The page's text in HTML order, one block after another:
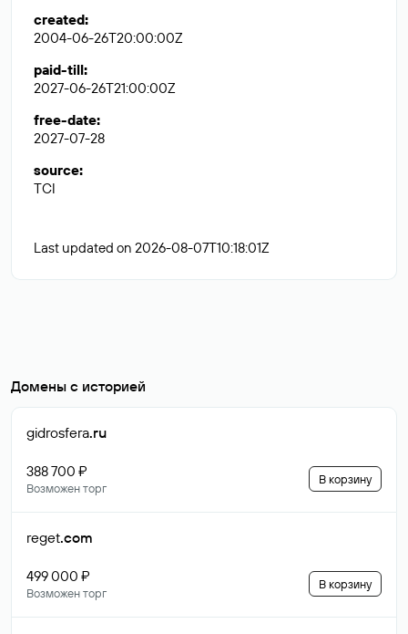
created:
2004-06-26T20:00:00Z
paid-till:
2027-06-26T21:00:00Z
free-date:
2027-07-28
source:
TCI
Last updated on 2026-08-07T10:18:01Z
Домены с историей
gidrosfera.ru
388 700 ₽
Возможен торг
В корзину
reget.com
499 000 ₽
Возможен торг
В корзину